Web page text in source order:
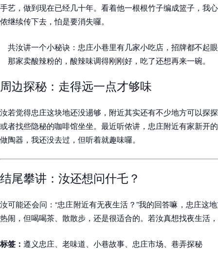
手艺，做到现在已经几十年。看着他一根根竹子编成篮子，我
侬继续传下去，怕是要消失囉。
共汝讲一个小秘诀：忠庄小巷里有几家小吃店，招牌都不起
那家卖酸辣粉的，酸辣味调得刚刚好，吃了还想再来一碗。
周边探秘：走得远一点才够味
汝若觉得忠庄这块地还没逿够，附近其实还有不少地方可以探
或者找些隐秘的咖啡馆坐坐。最近听侬讲，忠庄附近有家新开
做陶器，我还没去过，但听着就趣味囉。
结尾攀讲：汝还想问什乇？
汝可能还会问：“忠庄附近有无夜生活？”我的回答嘛，忠庄这
热闹，但喝喝茶、散散步，还是很适合的。若汝真想找夜生活
标签： 遵义忠庄、老味道、小巷故事、忠庄市场、巷弄探秘